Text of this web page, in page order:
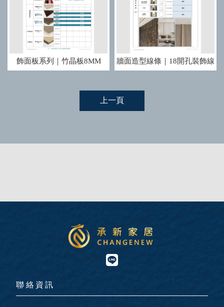
飾面板系列｜竹晶板8MM 牆面造型線條｜18開孔裝飾線
上一頁